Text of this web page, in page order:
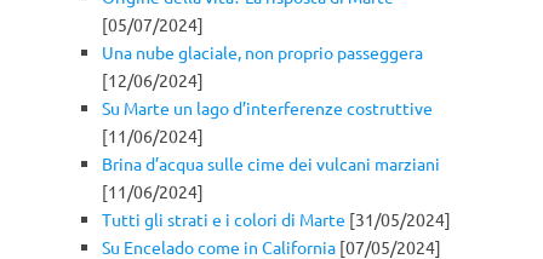
[05/07/2024]
Una nube glaciale, non proprio passeggera
[12/06/2024]
Su Marte un lago d’interferenze costruttive
[11/06/2024]
Brina d’acqua sulle cime dei vulcani marziani
[11/06/2024]
Tutti gli strati e i colori di Marte [31/05/2024]
Su Encelado come in California [07/05/2024]